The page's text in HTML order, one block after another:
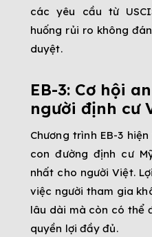
các yêu cầu từ
huống rủi ro không
duyệt.
EB-3: Cơ hội
người định cư
Chương trình EB-3
con đường định cư
nhất cho người Việt.
việc người tham gia
lâu dài mà còn có thể
quyền lợi đầy đủ.